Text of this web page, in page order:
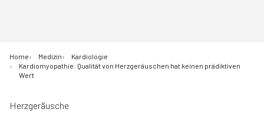
Home Medizin
Kardiologie
Kardiomyopathie: Qualität von Herzgeräuschen hat keinen prädiktiven
Wert
Herzgeräusche